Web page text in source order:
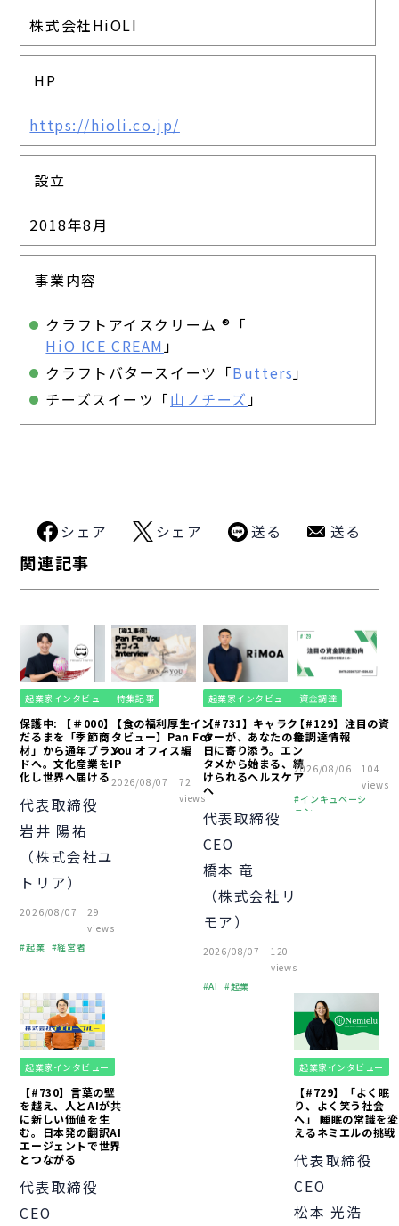
株式会社HiOLI
HP
https://hioli.co.jp/
設立
2018年8月
事業内容
クラフトアイスクリーム ®「
HiO ICE CREAM」
クラフトバタースイーツ「Butters」
チーズスイーツ「山ノチーズ」
シェア シェア 送る 送る
関連記事
起業家インタビュー
保護中: 【＃000】
だるまを「季節商
材」から通年ブラン
ドへ。文化産業をIP
化し世界へ届ける
代表取締役
岩井 陽祐
（株式会社ユ
トリア）
2026/08/07
29
views
起業
経営者
特集記事
【食の福利厚生イン
タビュー】Pan For
You オフィス編
2026/08/07
72
views
起業家インタビュー
【#731】キャラク
ターが、あなたの毎
日に寄り添う。エン
タメから始まる、続
けられるヘルスケア
へ
代表取締役
CEO
橋本 竜
（株式会社リ
モア）
2026/08/07
120
views
AI
起業
資金調達
【#129】注目の資
金調達情報
2026/08/06
104
views
インキュベーシ
ョン
起業家インタビュー
【#730】言葉の壁
を越え、人とAIが共
に新しい価値を生
む。日本発の翻訳AI
エージェントで世界
とつながる
代表取締役
CEO
起業家インタビュー
【#729】「よく眠
り、よく笑う社会
へ」 睡眠の常識を変
えるネミエルの挑戦
代表取締役
CEO
松本 光浩